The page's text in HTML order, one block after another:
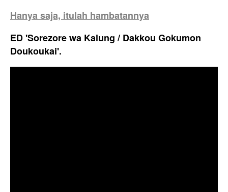
Hanya saja, itulah hambatannya
ED 'Sorezore wa Kalung / Dakkou Gokumon
Doukoukai'.